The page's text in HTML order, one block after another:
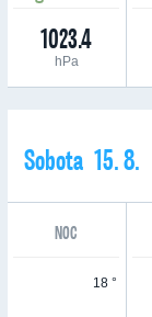
1023.4
hPa
Sobota 15. 8.
NOC
18 °